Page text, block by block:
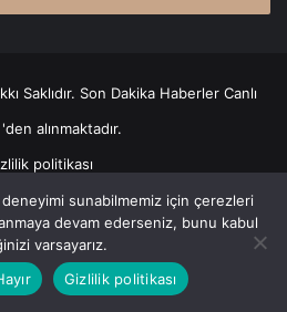
Saklıdır. Son Dakika Haberler Canlı
'den alınmaktadır.
politikası
X YouTubeInstagram
sunabilmemiz için çerezleri
devam ederseniz, bunu kabul
varsayarız.
Gizlilik politikası